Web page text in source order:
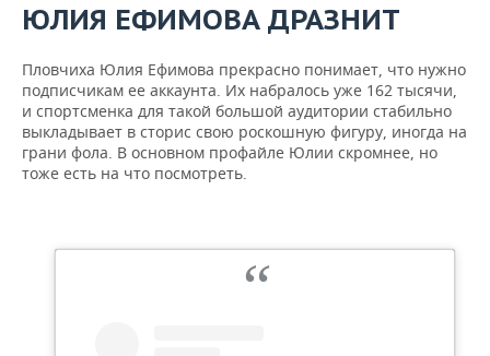
ФИГУРНОЕ КАТАНИЕ
ВОДНЫЕ ВИДЫ СПОРТА
МЕДИЦИНА
ОБРАЗОВАНИЕ
СПИСОК КОМПАНИЙ
ЮЛИЯ ЕФИМОВА ДРАЗНИТ
Пловчиха Юлия Ефимова прекрасно понимает, что нужно
подписчикам ее аккаунта. Их набралось уже 162 тысячи,
и спортсменка для такой большой аудитории стабильно
выкладывает в сторис свою роскошную фигуру, иногда на
грани фола. В основном профайле Юлии скромнее, но
тоже есть на что посмотреть.